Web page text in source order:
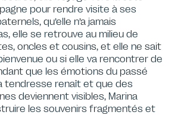
pour rendre visite à ses
qu’elle n’a jamais
elle se retrouve au milieu de
oncles et cousins, et elle ne sait
ou si elle va rencontrer de
que les émotions du passé
tendresse renaît et que des
deviennent visibles, Marina
les souvenirs fragmentés et